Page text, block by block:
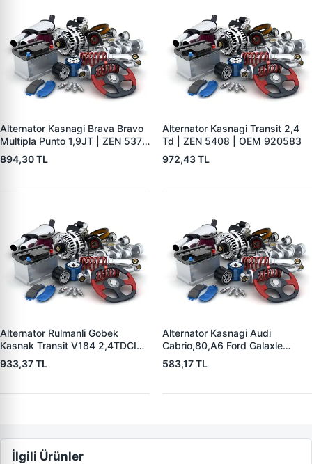
Alternator Kasnagi Brava Bravo
Multipla Punto 1,9JT | ZEN 5379
| OEM 8362516
894,30 TL
Alternator Kasnagi Transit 2,4
Td | ZEN 5408 | OEM 920583
972,43 TL
Alternator Rulmanli Gobek
Kasnak Transit V184 2,4TDCI
00>06 | ZEN 5403 | OEM
F00M991078 YC1T10A352AC
933,37 TL
Alternator Kasnagi Audi
Cabrio,80,A6 Ford Galaxle
1,9TDI Mercedes Benz Skoda
Seat Alhambra | ZEN 5352 |
583,17 TL
İlgili Ürünler